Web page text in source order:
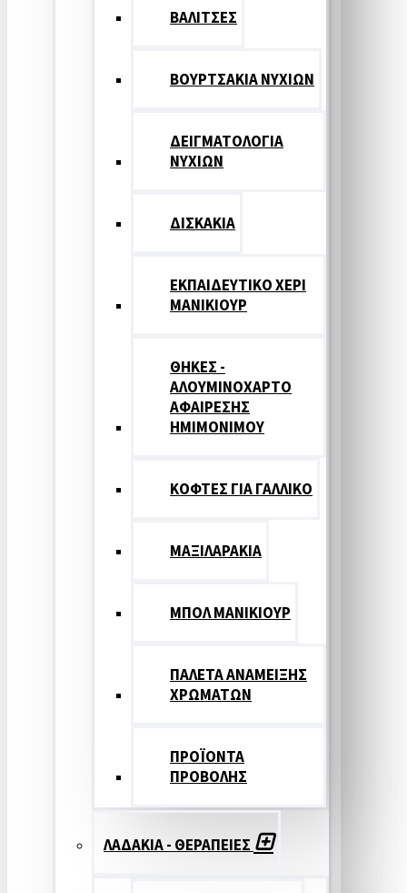
ΒΑΛΙΤΣΕΣ
ΒΟΥΡΤΣΑΚΙΑ ΝΥΧΙΩΝ
ΔΕΙΓΜΑΤΟΛΟΓΙΑ
ΝΥΧΙΩΝ
ΔΙΣΚΑΚΙΑ
ΕΚΠΑΙΔΕΥΤΙΚΟ ΧΕΡΙ
ΜΑΝΙΚΙΟΥΡ
ΘΗΚΕΣ -
ΑΛΟΥΜΙΝΟΧΑΡΤΟ
ΑΦΑΙΡΕΣΗΣ
ΗΜΙΜΟΝΙΜΟΥ
ΚΟΦΤΕΣ ΓΙΑ ΓΑΛΛΙΚΟ
ΜΑΞΙΛΑΡΑΚΙΑ
ΜΠΟΛ ΜΑΝΙΚΙΟΥΡ
ΠΑΛΕΤΑ ΑΝΑΜΕΙΞΗΣ
ΧΡΩΜΑΤΩΝ
ΠΡΟΪΟΝΤΑ
ΠΡΟΒΟΛΗΣ
ΛΑΔΑΚΙΑ - ΘΕΡΑΠΕΙΕΣ